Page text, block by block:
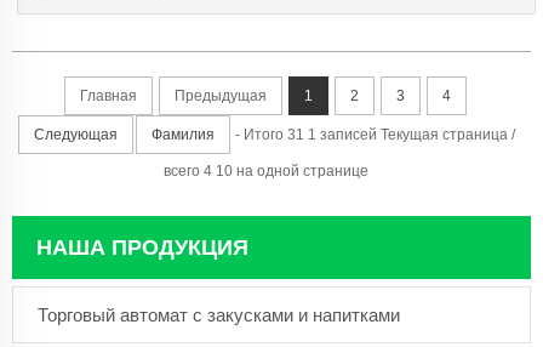
Главная Предыдущая 1 2 3 4
Следующая Фамилия - Итого 31 1 записей Текущая страница /
всего 4 10 на одной странице
НАША ПРОДУКЦИЯ
Торговый автомат с закусками и напитками